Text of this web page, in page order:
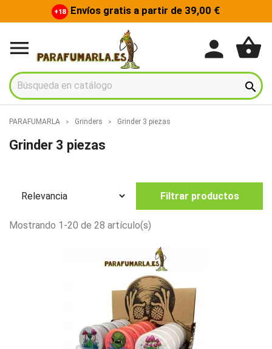
+18 Envíos gratis a partir de 39,00 €
 person shopping_basket

PARAFUMARLA Grinders Grinder 3 piezas
Grinder 3 piezas
Filtrar productos
Mostrando 1-20 de 28 artículo(s)